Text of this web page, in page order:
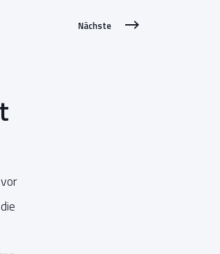
Nächste